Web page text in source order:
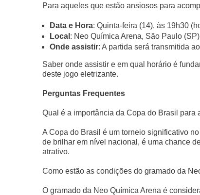
Para aqueles que estão ansiosos para
Data e Hora: Quinta-feira (14), às 19h30
Local : Neo Química Arena, São Paulo
Onde assistir: A partida será transmitida
Saber onde assistir e em qual horário é
deste jogo eletrizante.
Perguntas Frequentes
Qual é a importância da Copa do Brasil para
A Copa do Brasil é um torneio significativo
de brilhar em nível nacional, é uma chance
atrativo.
Como estão as condições do gramado da
O gramado da Neo Química Arena é